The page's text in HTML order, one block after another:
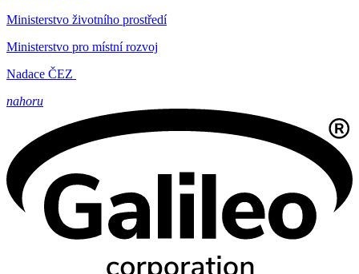
Ministerstvo životního prostředí
Ministerstvo pro místní rozvoj
Nadace ČEZ
nahoru